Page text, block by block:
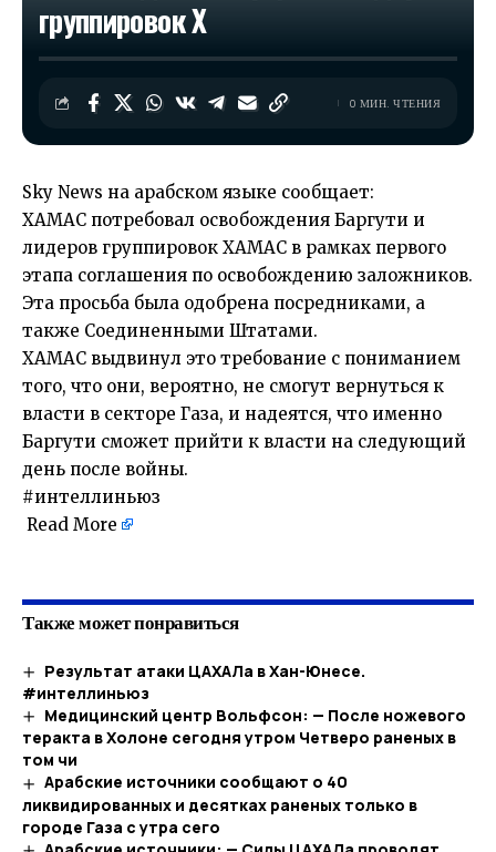
группировок Х
0 МИН. ЧТЕНИЯ
Sky News на арабском языке сообщает:
ХАМАС потребовал освобождения Баргути и
лидеров группировок ХАМАС в рамках первого
этапа соглашения по освобождению заложников.
Эта просьба была одобрена посредниками, а
также Соединенными Штатами.
ХАМАС выдвинул это требование с пониманием
того, что они, вероятно, не смогут вернуться к
власти в секторе Газа, и надеятся, что именно
Баргути сможет прийти к власти на следующий
день после войны.
#интеллиньюз
Read More
Также может понравиться
Результат атаки ЦАХАЛа в Хан-Юнесе.
#интеллиньюз
Медицинский центр Вольфсон: — После ножевого
теракта в Холоне сегодня утром Четверо раненых в
том чи
Арабские источники сообщают о 40
ликвидированных и десятках раненых только в
городе Газа с утра сего